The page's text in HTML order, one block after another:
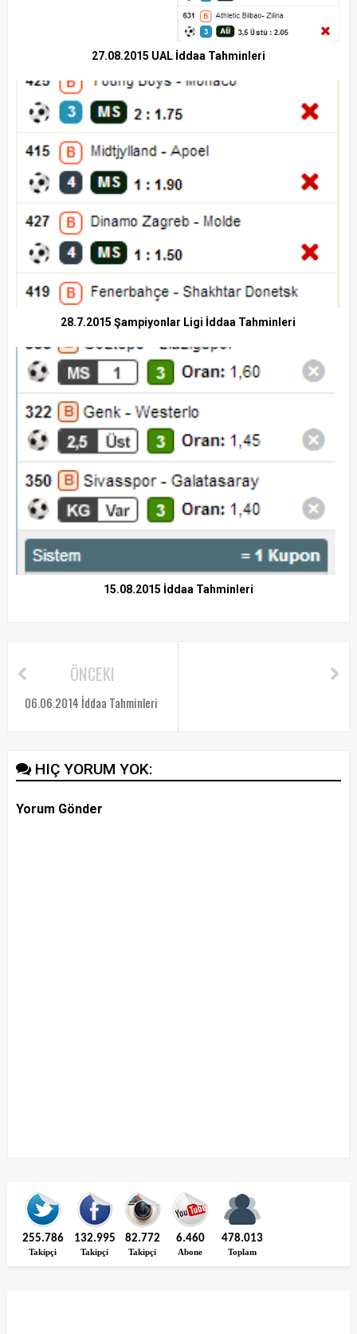
27.08.2015 UAL İddaa Tahminleri
28.7.2015 Şampiyonlar Ligi İddaa Tahminleri
15.08.2015 İddaa Tahminleri
ÖNCEKI
06.06.2014 İddaa Tahminleri
HIÇ YORUM YOK:
Yorum Gönder
255.786
Takipçi
132.995
Takipçi
82.772
Takipçi
6.460
Abone
478.013
Toplam